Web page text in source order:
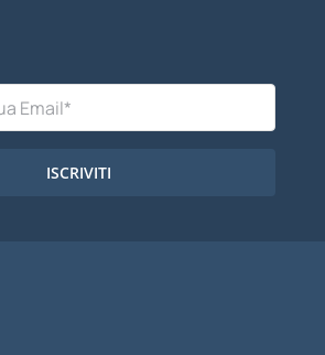
ISCRIVITI